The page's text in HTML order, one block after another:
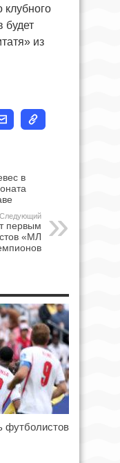
клубного
будет
из
в
Следующий
первым
«МЛ
футболистов